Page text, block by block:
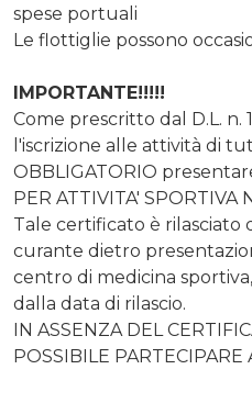
spese portuali
Le flottiglie possono
IMPORTANTE!!!!!
Come prescritto dal D.L. n.
l'iscrizione alle attività di
OBBLIGATORIO
PER ATTIVITA' SPORTIVA
Tale certificato è rilasciato
curante dietro
centro di medicina
dalla data di rilascio.
IN ASSENZA DEL
POSSIBILE